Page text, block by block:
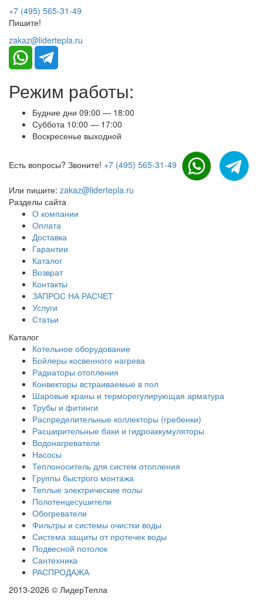
+7 (495) 565-31-49
Пишите!
zakaz@lidertepla.ru
Режим работы:
Будние дни 09:00 — 18:00
Суббота 10:00 — 17:00
Воскресенье выходной
Есть вопросы? Звоните! +7 (495) 565-31-49
Или пишите: zakaz@lidertepla.ru
Разделы сайта
О компании
Оплата
Доставка
Гарантии
Каталог
Возврат
Контакты
ЗАПРОС НА РАСЧЕТ
Услуги
Статьи
Каталог
Котельное оборудование
Бойлеры косвенного нагрева
Радиаторы отопления
Конвекторы встраиваемые в пол
Шаровые краны и терморегулирующая арматура
Трубы и фитинги
Распределительные коллекторы (гребенки)
Расширительные баки и гидроаккумуляторы
Водонагреватели
Насосы
Теплоноситель для систем отопления
Группы быстрого монтажа
Теплые электрические полы
Полотенцесушители
Обогреватели
Фильтры и системы очистки воды
Система защиты от протечек воды
Подвесной потолок
Сантехника
РАСПРОДАЖА
2013-2026 © ЛидерТепла